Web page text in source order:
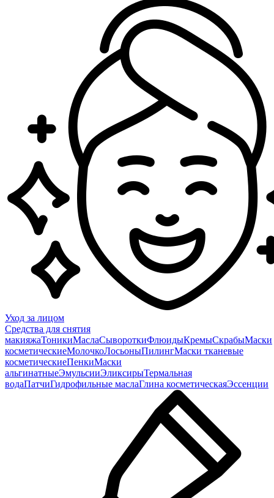
Уход за лицом
Средства для снятия
макияжаТоникиМаслаСывороткиФлюидыКремыСкрабыМаски
косметическиеМолочкоЛосьоныПилингМаски тканевые
косметическиеПенкиМаски
альгинатныеЭмульсииЭликсирыТермальная
водаПатчиГидрофильные маслаГлина косметическаяЭссенции